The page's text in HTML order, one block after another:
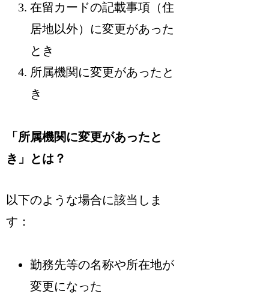
在留カードの記載事項（住
居地以外）に変更があった
とき
所属機関に変更があったと
き
「所属機関に変更があったと
き」とは？
以下のような場合に該当しま
す：
勤務先等の名称や所在地が
変更になった